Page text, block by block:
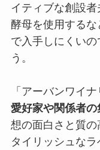
イティブな創設
酵母を使用する
で入手しにくい
う。
「アーバンワイ
愛好家や関係者
想の面白さと質
タイリッシュなラ